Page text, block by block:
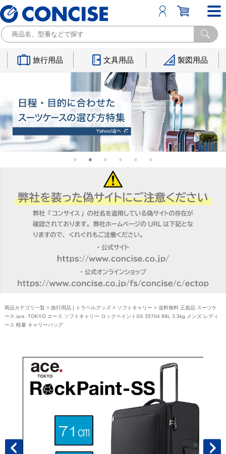
旅行用品 文具用品 製図用品
商品カテゴリ一覧 > 旅行用品 | トラベルグッズ> ソフトキャリー > 送料無料 正規品 スーツケ
ース ace. TOKYO エース ソフトキャリー ロックペイントSS 35704 99L 3.3kg メンズ レディ
ース 軽量 キャリーバッグ